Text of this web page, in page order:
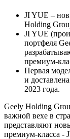
JI YUE –
Holding
JI YUE
портфеля
премиум-
Первая
и
2023 года.
Geely Holding
важной вехе в
представляют
премиум-класса -